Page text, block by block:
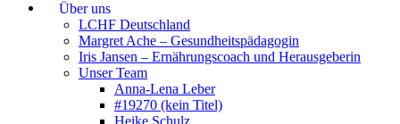
Über uns
LCHF Deutschland
Margret Ache – Gesundheitspädagogin
Iris Jansen – Ernährungscoach und Herausgeberin
Unser Team
Anna-Lena Leber
#19270 (kein Titel)